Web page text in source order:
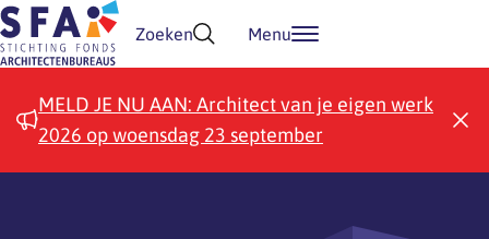
Doorgaan naar inhoud
Zoeken Menu
MELD JE NU AAN: Architect van je eigen werk
2026 op woensdag 23 september